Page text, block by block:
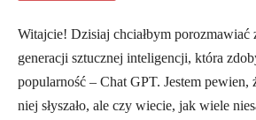
Witajcie! Dzisiaj chciałbym porozmawiać
generacji sztucznej inteligencji, która
popularność – Chat GPT. Jestem pewien,
niej słyszało, ale czy wiecie, jak wiele